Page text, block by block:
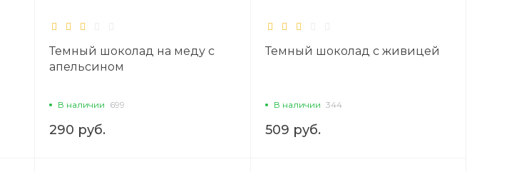
Темный шоколад на меду с
апельсином
В наличии 699
290 руб.
Темный шоколад с живицей
В наличии 344
509 руб.